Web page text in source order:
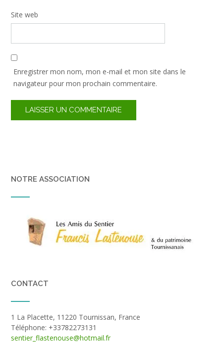
Site web
Enregistrer mon nom, mon e-mail et mon site dans le
navigateur pour mon prochain commentaire.
NOTRE ASSOCIATION
CONTACT
1 La Placette, 11220 Tournissan, France
Téléphone: +33782273131
sentier_flastenouse@hotmail.fr